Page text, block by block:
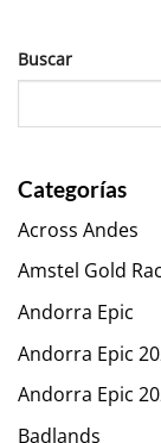
Buscar
Categorías
Across Andes
Amstel Gold
Andorra Epic
Andorra Epic
Andorra Epic
Badlands